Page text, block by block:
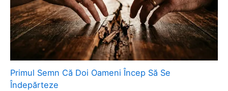
Primul Semn Că Doi Oameni Încep Să Se
Îndepărteze